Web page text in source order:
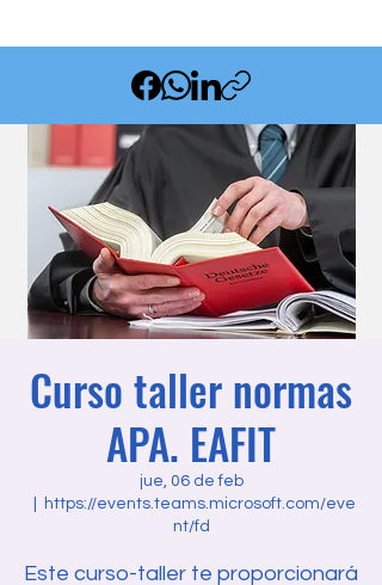
Curso taller normas
APA. EAFIT
jue, 06 de feb
https://events.teams.microsoft.com/eve
nt/fd
Este curso-taller te proporcionará